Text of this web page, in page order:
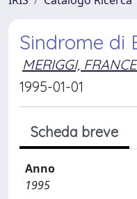
Sindrome di
MERIGGI,
1995-01-01
Scheda breve
Anno
1995